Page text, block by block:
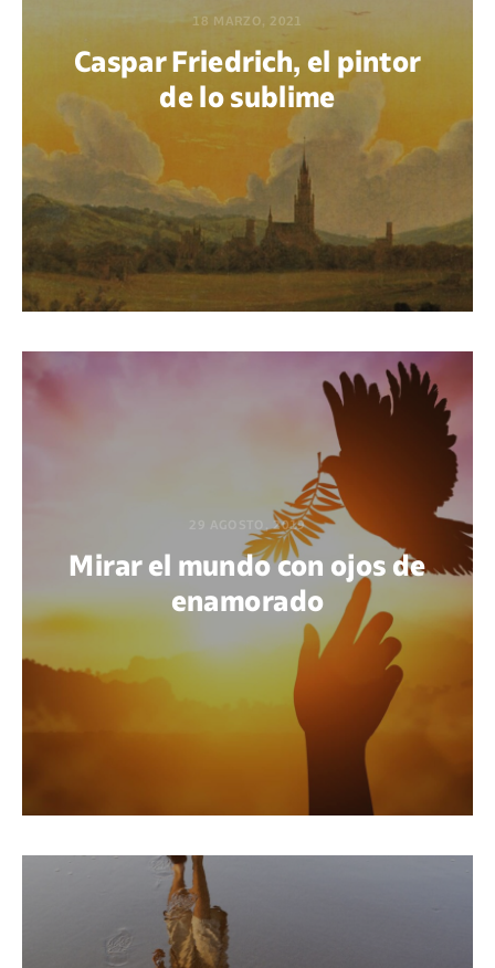
18 MARZO, 2021
Caspar Friedrich, el pintor
de lo sublime
POR BEATRIZ AZAÑEDO
29 AGOSTO, 2019
Mirar el mundo con ojos de
enamorado
POR BEATRIZ AZAÑEDO